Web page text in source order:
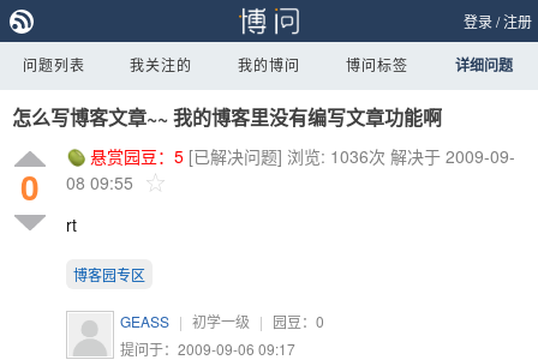
登录/注册
问题列表 我关注的 我的博问 博问标签 详细问题
怎么写博客文章~~ 我的博客里没有编写文章功能啊
0
悬赏园豆： 5 [已解决问题] 浏览: 1036次 解决于 2009-09-
08 09:55
rt
博客园专区
GEASS | 初学一级 | 园豆： 0
提问于：2009-09-06 09:17